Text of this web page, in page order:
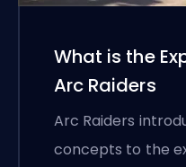
What is the
Arc Raiders
Arc Raiders
concepts to the